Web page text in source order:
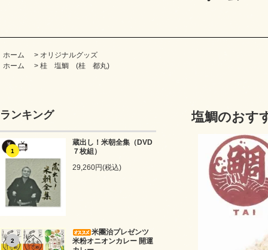
ホーム > オリジナルグッズ
ホーム
> 桂 塩鯛 (桂 都丸)
ランキング
1
蔵出し！米朝全集（DVD
７枚組）
29,260円(税込)
2
米團治プレゼンツ
米粉オニオンカレー 開運
塩鯛のおす